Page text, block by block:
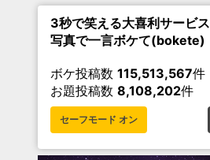
3秒で笑える大喜利サービス
写真で一言ボケて(bokete)
ボケ投稿数 115,513,567件
お題投稿数 8,108,202件
セーフモード オン